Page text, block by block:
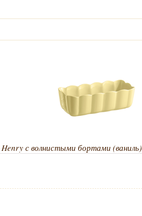
с волнистыми бортами (ваниль)